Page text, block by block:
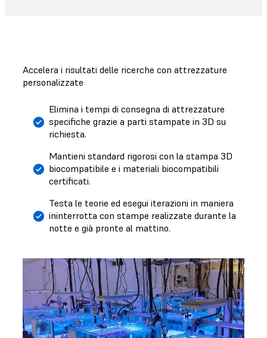
Accelera i risultati delle ricerche con attrezzature
personalizzate
Elimina i tempi di consegna di attrezzature
specifiche grazie a parti stampate in 3D su
richiesta.
Mantieni standard rigorosi con la stampa 3D
biocompatibile e i materiali biocompatibili
certificati.
Testa le teorie ed esegui iterazioni in maniera
ininterrotta con stampe realizzate durante la
notte e già pronte al mattino.